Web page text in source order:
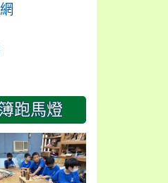
跑馬燈
2024-11-14 六年